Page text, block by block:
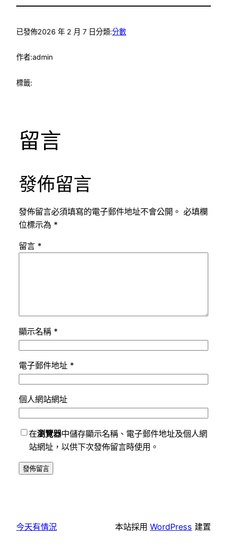
已發佈2026 年 2 月 7 日分類:分數
作者:admin
標籤:
留言
發佈留言
發佈留言必須填寫的電子郵件地址不會公開。 必填欄
位標示為 *
留言 *
顯示名稱 *
電子郵件地址 *
個人網站網址
在瀏覽器中儲存顯示名稱、電子郵件地址及個人網
站網址，以供下次發佈留言時使用。
今天有情況 本站採用 WordPress 建置